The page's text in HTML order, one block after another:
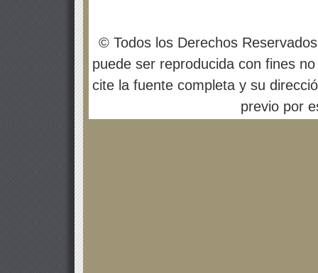
© Todos los Derechos
puede ser reproducida con fines
cite la fuente completa y su
previo por